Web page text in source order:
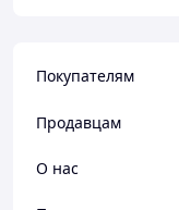
Покупателям
Продавцам
О нас